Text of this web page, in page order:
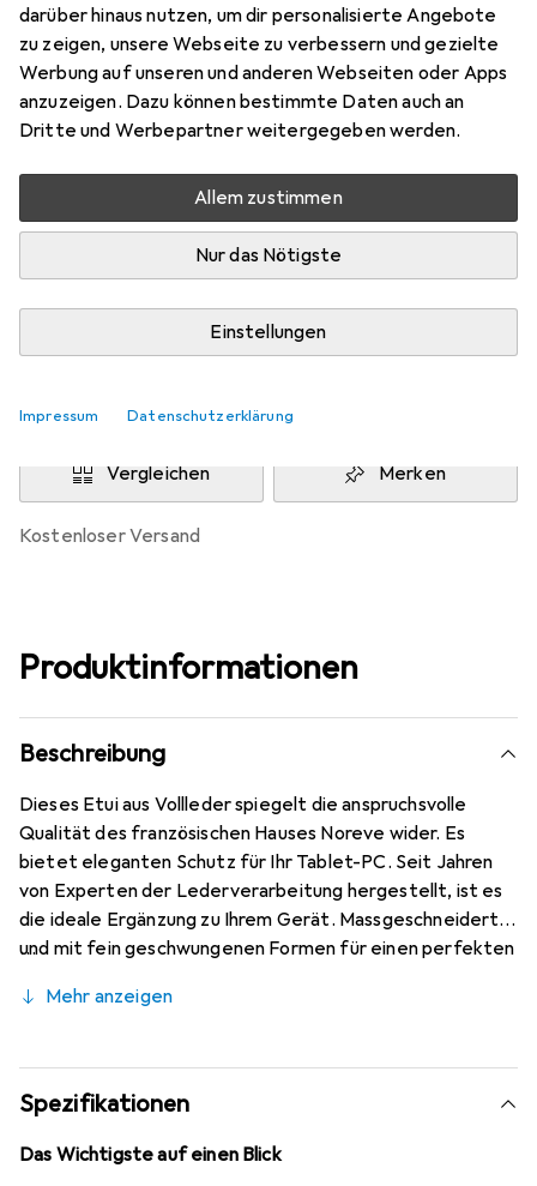
darüber hinaus nutzen, um dir personalisierte Angebote
zu zeigen, unsere Webseite zu verbessern und gezielte
Werbung auf unseren und anderen Webseiten oder Apps
anzuzeigen. Dazu können bestimmte Daten auch an
Dritte und Werbepartner weitergegeben werden.
Allem zustimmen
Nur das Nötigste
Einstellungen
Impressum Datenschutzerklärung
12.30", Microsoft
Preis in EUR inkl. MwSt.
Bewertungen Marke
Zwischen Mo, 14.9. und Di, 29.9. geliefert
Benachrichtigen, wenn schneller verfügbar
Lieferort angeben für genaue Lieferzeit
In den Warenkorb
Vergleichen Merken
kostenloser Versand
Produktinformationen
Beschreibung
Dieses Etui aus Vollleder spiegelt die anspruchsvolle
Qualität des französischen Hauses Noreve wider. Es
bietet eleganten Schutz für Ihr Tablet-PC. Seit Jahren
von Experten der Lederverarbeitung hergestellt, ist es
die ideale Ergänzung zu Ihrem Gerät. Massgeschneidert
und mit fein geschwungenen Formen für einen perfekten
Ihr Tablet-PC. Die Marke Noreve ist international für ihre
Wahl für den anspruchsvollen Kunden.
Mehr anzeigen
Spezifikationen
Das Wichtigste auf einen Blick